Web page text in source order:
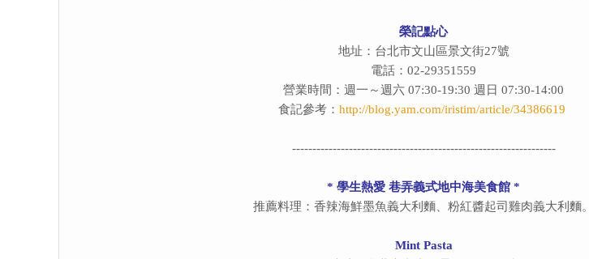
榮記點心
地址：台北市文山區景文街27號
電話：02-29351559
營業時間：週一～週六 07:30-19:30 週日 07:30-14:00
食記參考：http://blog.yam.com/iristim/article/34386619
-----------------------------------------------------------------
* 學生熱愛 巷弄義式地中海美食館 *
推薦料理：香辣海鮮墨魚義大利麵、粉紅醬起司雞肉義大利麵。
Mint Pasta